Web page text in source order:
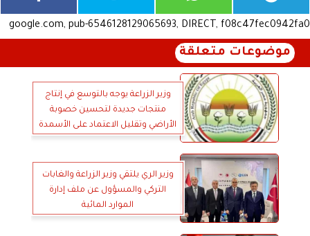
google.com, pub-6546128129065693, DIRECT, f08c47fec0942fa0
موضوعات متعلقة
وزير الزراعة يوجه بالتوسع في إنتاج
منتجات جديدة لتحسين خصوبة
الأراضي وتقليل الاعتماد على الأسمدة
وزير الري يلتقي وزير الزراعة والغابات
التركي والمسؤول عن ملف إدارة
الموارد المائية